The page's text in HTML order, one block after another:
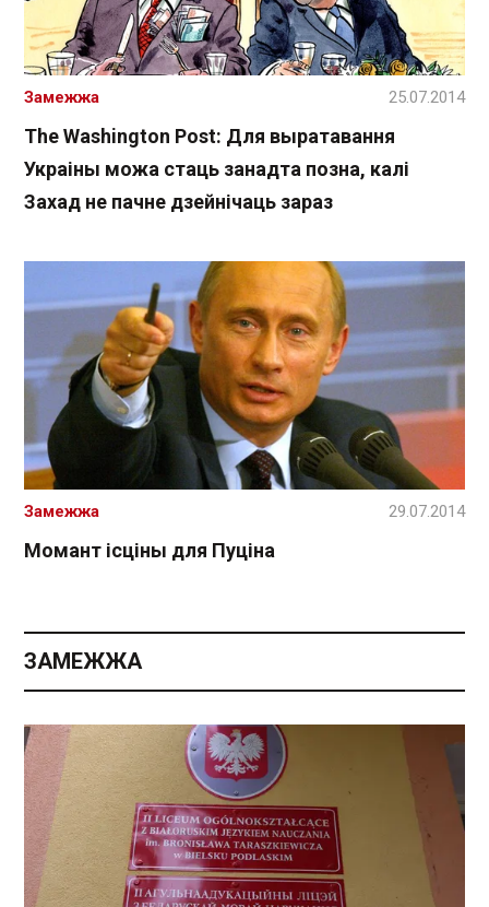
The Washington Post: Для выратавання
Украіны можа стаць занадта позна, калі
Захад не пачне дзейнічаць зараз
Замежжа 25.07.2014
Момант ісціны для Пуціна
Замежжа 29.07.2014
ЗАМЕЖЖА